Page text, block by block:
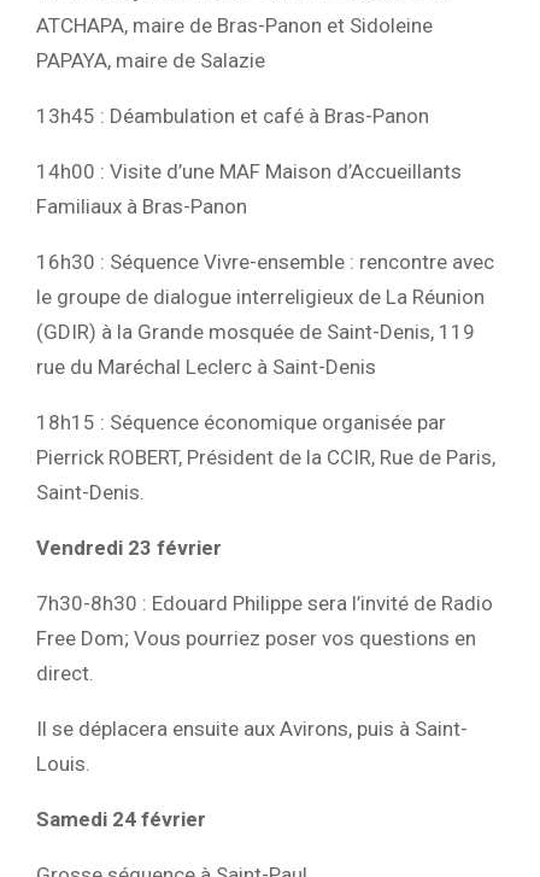
ATCHAPA, maire de Bras-Panon et Sidoleine
PAPAYA, maire de Salazie
13h45 : Déambulation et café à Bras-Panon
14h00 : Visite d’une MAF Maison d’Accueillants
Familiaux à Bras-Panon
16h30 : Séquence Vivre-ensemble : rencontre avec
le groupe de dialogue interreligieux de La Réunion
(GDIR) à la Grande mosquée de Saint-Denis, 119
rue du Maréchal Leclerc à Saint-Denis
18h15 : Séquence économique organisée par
Pierrick ROBERT, Président de la CCIR, Rue de Paris,
Saint-Denis.
Vendredi 23 février
7h30-8h30 : Edouard Philippe sera l’invité de Radio
Free Dom; Vous pourriez poser vos questions en
direct.
Il se déplacera ensuite aux Avirons, puis à Saint-
Louis.
Samedi 24 février